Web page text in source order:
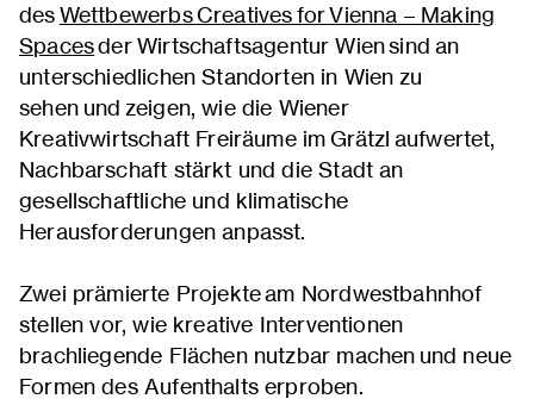
desWettbewerbs Creatives for Vienna – Making
Spacesder Wirtschaftsagentur Wien sind an
unterschiedlichen Standorten in Wien zu
sehen und zeigen, wie die Wiener
Kreativwirtschaft Freiräume im Grätzl aufwertet,
Nachbarschaft stärkt und die Stadt an
gesellschaftliche und klimatische
Herausforderungen anpasst.
Zwei prämierte Projekte am Nordwestbahnhof
stellen vor, wie kreative Interventionen
brachliegende Flächen nutzbar machen und neue
Formen des Aufenthalts erproben.